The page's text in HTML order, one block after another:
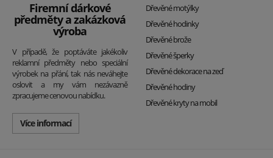
Firemní dárkové
předměty a zakázková
výroba
V případě, že poptáváte jakékoliv
reklamní předměty nebo speciální
výrobek na přání, tak nás neváhejte
oslovit a my vám nezávazně
zpracujeme cenovou nabídku.
Více informací
Dřevěné motýlky
Dřevěné hodinky
Dřevěné brože
Dřevěné šperky
Dřevěné dekorace na zeď
Dřevěné hodiny
Dřevěné kryty na mobil